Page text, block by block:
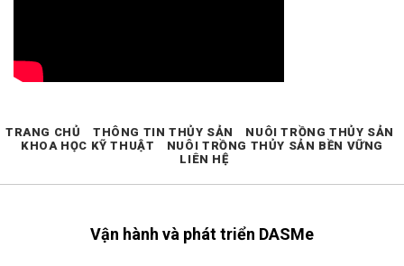
Vận hành và phát triển DASMe
TRANG CHỦ THÔNG TIN THỦY SẢN
NUÔI TRỒNG THỦY SẢN
KHOA HỌC KỸ THUẬT
NUÔI TRỒNG THỦY SẢN BỀN VỮNG
LIÊN HỆ